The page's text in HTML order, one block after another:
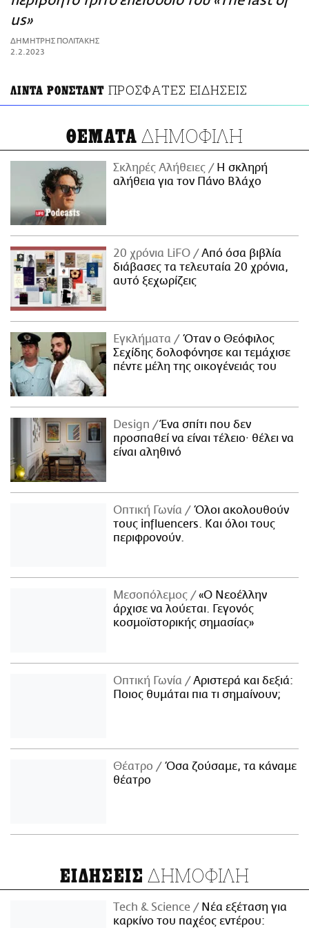
ΑΜΠΑ
PRINT
us»
ΔΗΜΗΤΡΗΣ ΠΟΛΙΤΑΚΗΣ
2.2.2023
ΛΙΝΤΑ ΡΟΝΣΤΑΝΤ ΠΡΟΣΦΑΤΕΣ ΕΙΔΗΣΕΙΣ
ΘΕΜΑΤΑ ΔΗΜΟΦΙΛΗ
Σκληρές Αλήθειες
H σκληρή
αλήθεια για τον Πάνο Βλάχο
20 χρόνια LiFO
Από όσα βιβλία
διάβασες τα τελευταία 20 χρόνια,
αυτό ξεχωρίζεις
Εγκλήματα
Όταν ο Θεόφιλος
Σεχίδης δολοφόνησε και τεμάχισε
πέντε μέλη της οικογένειάς του
Design
Ένα σπίτι που δεν
προσπαθεί να είναι τέλειο· θέλει να
είναι αληθινό
Οπτική Γωνία
Όλοι ακολουθούν
τους influencers. Και όλοι τους
περιφρονούν.
Μεσοπόλεμος
«Ο Νεοέλλην
άρχισε να λούεται. Γεγονός
κοσμοϊστορικής σημασίας»
Οπτική Γωνία
Αριστερά και δεξιά:
Ποιος θυμάται πια τι σημαίνουν;
Θέατρο
Όσα ζούσαμε, τα κάναμε
θέατρο
ΕΙΔΗΣΕΙΣ ΔΗΜΟΦΙΛΗ
Τech & Science
Νέα εξέταση για
καρκίνο του παχέος εντέρου: